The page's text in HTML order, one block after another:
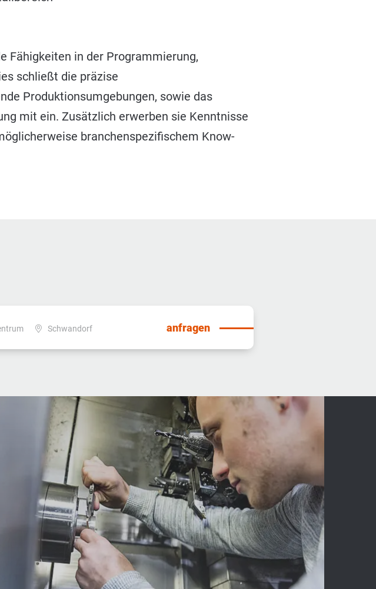
Fähigkeiten in der Programmierung,
schließt die präzise
Produktionsumgebungen, sowie das
mit ein. Zusätzlich erwerben sie Kenntnisse
branchenspezifischem Know-
Schwandorf anfragen